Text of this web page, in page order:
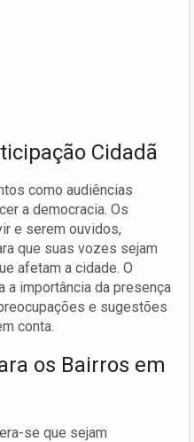
Cidadã
como audiências
a democracia. Os
e serem ouvidos,
que suas vozes sejam
afetam a cidade. O
a importância da presença
e sugestões
conta.
os Bairros em
se que sejam